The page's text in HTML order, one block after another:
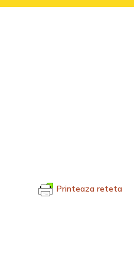
Printeaza reteta